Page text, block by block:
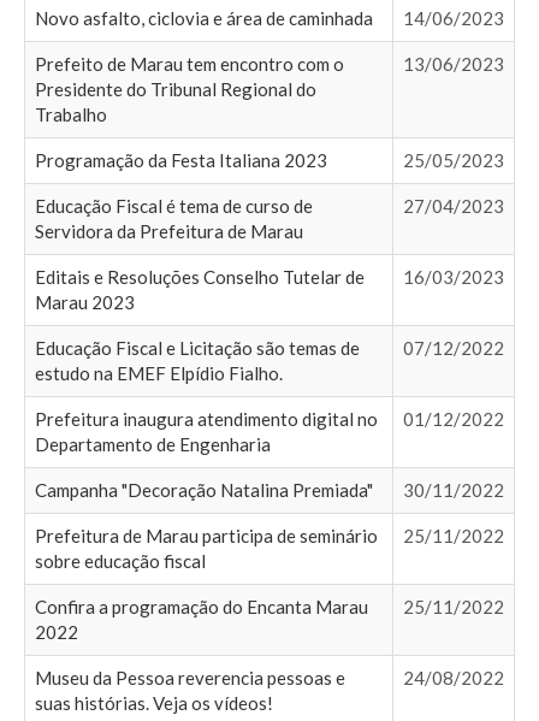
Novo asfalto, ciclovia e área de caminhada 14/06/2023
Prefeito de Marau tem encontro com o
Presidente do Tribunal Regional do
Trabalho
13/06/2023
Programação da Festa Italiana 2023 25/05/2023
Educação Fiscal é tema de curso de
Servidora da Prefeitura de Marau
27/04/2023
Editais e Resoluções Conselho Tutelar de
Marau 2023
16/03/2023
Educação Fiscal e Licitação são temas de
estudo na EMEF Elpídio Fialho.
07/12/2022
Prefeitura inaugura atendimento digital no
Departamento de Engenharia
01/12/2022
Campanha "Decoração Natalina Premiada" 30/11/2022
Prefeitura de Marau participa de seminário
sobre educação fiscal
25/11/2022
Confira a programação do Encanta Marau
2022
25/11/2022
Museu da Pessoa reverencia pessoas e
suas histórias. Veja os vídeos!
24/08/2022